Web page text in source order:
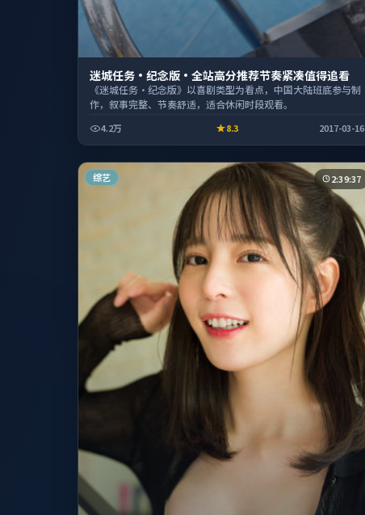
迷城任务·纪念版·全站高分推荐节奏紧凑值得追看
《迷城任务·纪念版》以喜剧类型为看点，中国大陆班底参与制
作，叙事完整、节奏舒适，适合休闲时段观看。
4.2万 8.3 2017-03-16
综艺 2:39:37